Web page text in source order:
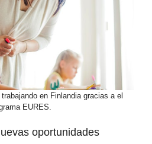
en Finlandia gracias a el
EURES.
oportunidades